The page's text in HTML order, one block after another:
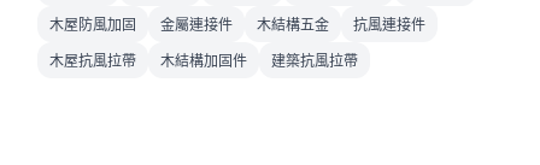
木屋防風加固
金屬連接件 木結構五金
抗風連接件
木屋抗風拉帶
木結構加固件 建築抗風拉帶